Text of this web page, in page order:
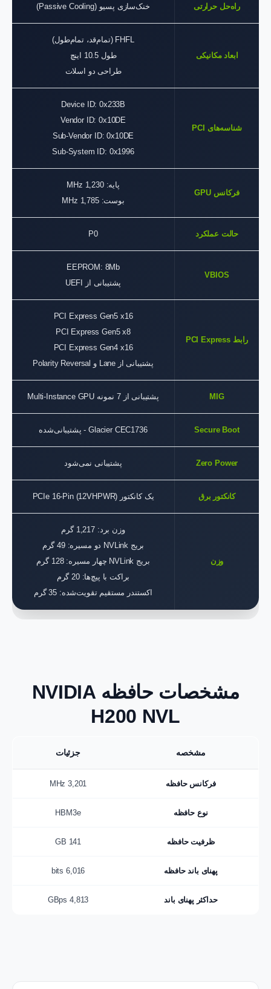
راه‌حل حرارتی خنک‌سازی پسیو (Passive Cooling)
ابعاد مکانیکی
FHFL (تمام‌قد، تمام‌طول)
طول 10.5 اینچ
طراحی دو اسلات
شناسه‌های PCI
Device ID: 0x233B
Vendor ID: 0x10DE
Sub-Vendor ID: 0x10DE
Sub-System ID: 0x1996
فرکانس GPU
پایه: 1,230 MHz
بوست: 1,785 MHz
حالت عملکرد P0
VBIOS
EEPROM: 8Mb
پشتیبانی از UEFI
رابط PCI Express
PCI Express Gen5 x16
PCI Express Gen5 x8
PCI Express Gen4 x16
پشتیبانی از Lane و Polarity Reversal
MIG پشتیبانی از 7 نمونه Multi-Instance GPU
Secure Boot Glacier CEC1736 - پشتیبانی‌شده
Zero Power پشتیبانی نمی‌شود
کانکتور برق یک کانکتور PCIe 16-Pin (12VHPWR)
وزن
وزن برد: 1,217 گرم
بریج NVLink دو مسیره: 49 گرم
بریج NVLink چهار مسیره: 128 گرم
براکت با پیچ‌ها: 20 گرم
اکستندر مستقیم تقویت‌شده: 35 گرم
مشخصات حافظه NVIDIA
H200 NVL
مشخصه جزئیات
فرکانس حافظه 3,201 MHz
نوع حافظه HBM3e
ظرفیت حافظه 141 GB
پهنای باند حافظه 6,016 bits
حداکثر پهنای باند 4,813 GBps